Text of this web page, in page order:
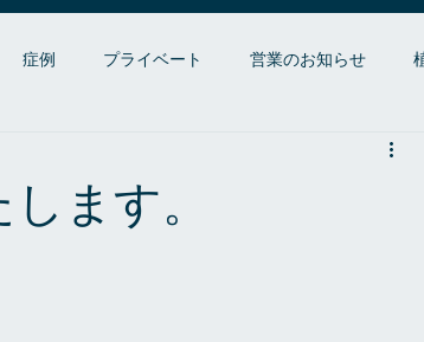
症例 プライベート 営業のお知らせ
ます。